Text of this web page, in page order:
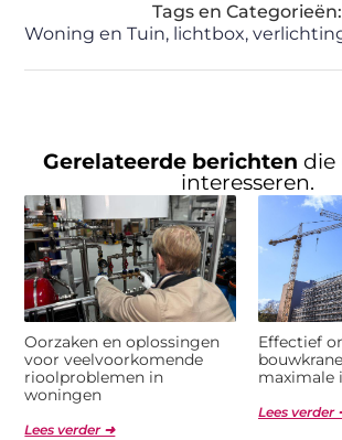
Tags en Categorieën:
Woning en Tuin, lichtbox,
Gerelateerde berichten die
interesseren.
Oorzaken en oplossingen
voor veelvoorkomende
rioolproblemen in
woningen
Lees verder ➜
Effectief
maximale
Lees verder